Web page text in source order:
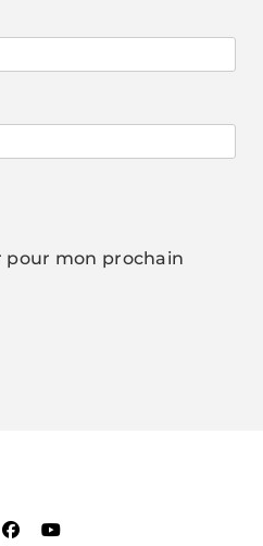
pour mon prochain